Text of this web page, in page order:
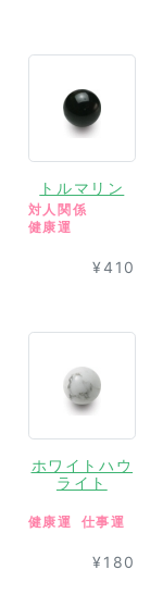
トルマリン
対人関係
健康運
¥410
ホワイトハウ
ライト
健康運 仕事運
¥180